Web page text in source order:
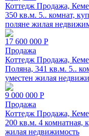
Коттедж Продажа,
350 кв.м. 5.. комнат,
поляне жилая
17 600 000 Р
Продажа
Коттедж Продажа,
Поляна, 341 кв.м. 5..
уместен жилая
9 000 000 Р
Продажа
Коттедж Продажа,
200 кв.м. 4 комнатная,
жилая недвижимость